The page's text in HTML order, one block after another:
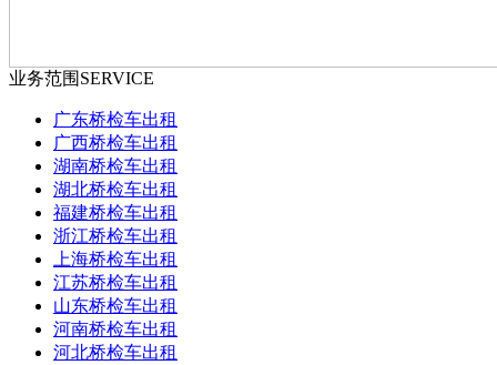
业务范围 SERVICE
广东桥检车出租
广西桥检车出租
湖南桥检车出租
湖北桥检车出租
福建桥检车出租
浙江桥检车出租
上海桥检车出租
江苏桥检车出租
山东桥检车出租
河南桥检车出租
河北桥检车出租